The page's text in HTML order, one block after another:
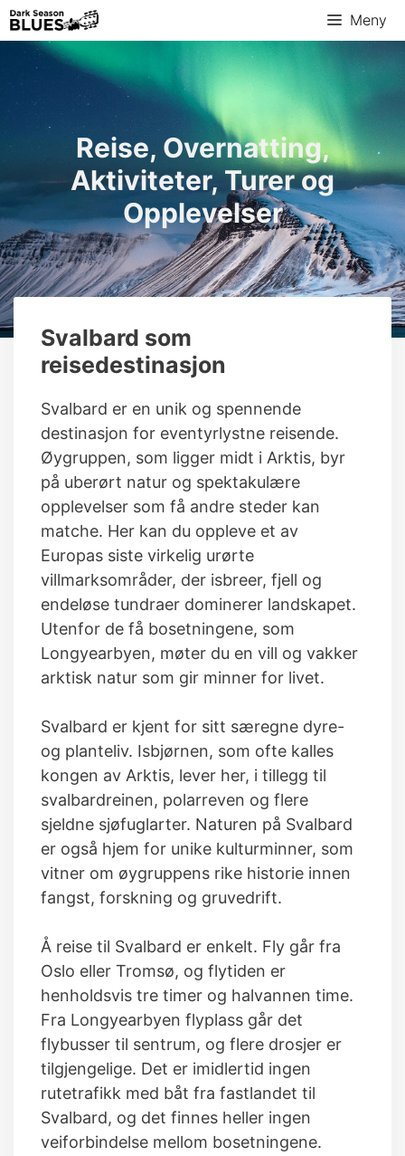
Hopp
til
innhold
Meny
Reise, Overnatting,
Aktiviteter, Turer og
Opplevelser
Svalbard som
reisedestinasjon
Svalbard er en unik og spennende
destinasjon for eventyrlystne reisende.
Øygruppen, som ligger midt i Arktis, byr
på uberørt natur og spektakulære
opplevelser som få andre steder kan
matche. Her kan du oppleve et av
Europas siste virkelig urørte
villmarksområder, der isbreer, fjell og
endeløse tundraer dominerer landskapet.
Utenfor de få bosetningene, som
Longyearbyen, møter du en vill og vakker
arktisk natur som gir minner for livet.
Svalbard er kjent for sitt særegne dyre-
og planteliv. Isbjørnen, som ofte kalles
kongen av Arktis, lever her, i tillegg til
svalbardreinen, polarreven og flere
sjeldne sjøfuglarter. Naturen på Svalbard
er også hjem for unike kulturminner, som
vitner om øygruppens rike historie innen
fangst, forskning og gruvedrift.
Å reise til Svalbard er enkelt. Fly går fra
Oslo eller Tromsø, og flytiden er
henholdsvis tre timer og halvannen time.
Fra Longyearbyen flyplass går det
flybusser til sentrum, og flere drosjer er
tilgjengelige. Det er imidlertid ingen
rutetrafikk med båt fra fastlandet til
Svalbard, og det finnes heller ingen
veiforbindelse mellom bosetningene.